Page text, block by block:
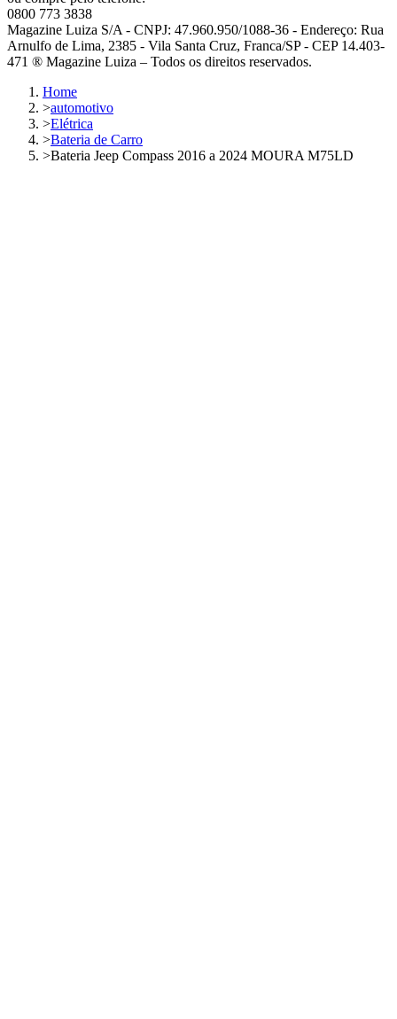
0800 773 3838
Magazine Luiza S/A - CNPJ: 47.960.950/1088-36 - Endereço: Rua
Arnulfo de Lima, 2385 - Vila Santa Cruz, Franca/SP - CEP 14.403-
471 ® Magazine Luiza – Todos os direitos reservados.
Home
>automotivo
>Elétrica
>Bateria de Carro
>Bateria Jeep Compass 2016 a 2024 MOURA M75LD